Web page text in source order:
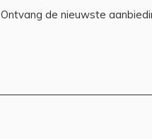
Ontvang de nieuwste